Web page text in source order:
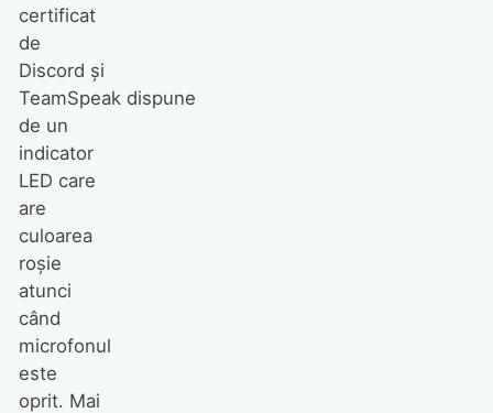
certificat
de
Discord și
TeamSpeak dispune
de un
indicator
LED care
are
culoarea
roșie
atunci
când
microfonul
este
oprit. Mai